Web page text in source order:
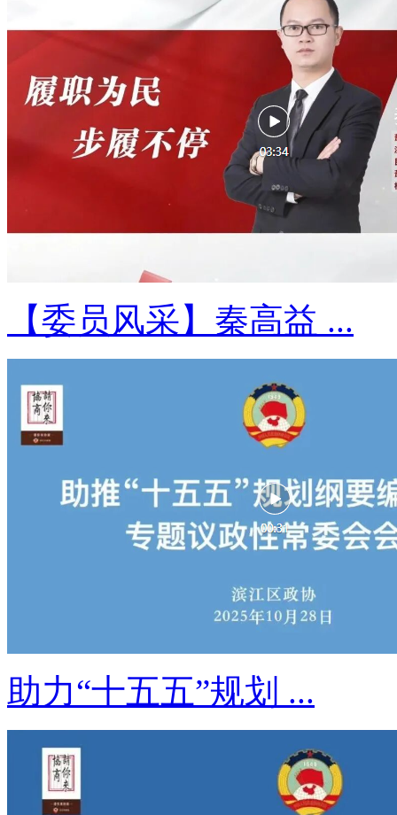
【委员风采】秦高益 ...
助力“十五五”规划 ...